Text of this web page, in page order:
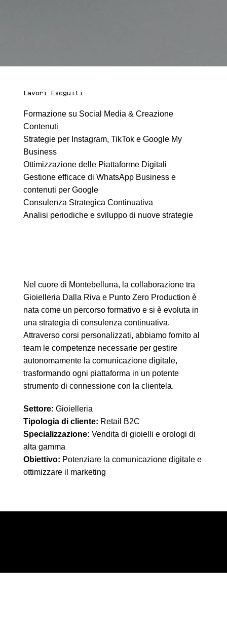
Lavori Eseguiti
Formazione su Social Media & Creazione
Contenuti
Strategie per Instagram, TikTok e Google My
Business
Ottimizzazione delle Piattaforme Digitali
Gestione efficace di WhatsApp Business e
contenuti per Google
Consulenza Strategica Continuativa
Analisi periodiche e sviluppo di nuove strategie
Nel cuore di Montebelluna, la collaborazione tra
Gioielleria Dalla Riva e Punto Zero Production è
nata come un percorso formativo e si è evoluta in
una strategia di consulenza continuativa.
Attraverso corsi personalizzati, abbiamo fornito al
team le competenze necessarie per gestire
autonomamente la comunicazione digitale,
trasformando ogni piattaforma in un potente
strumento di connessione con la clientela.
Settore: Gioielleria
Tipologia di cliente: Retail B2C
Specializzazione: Vendita di gioielli e orologi di
alta gamma
Obiettivo: Potenziare la comunicazione digitale e
ottimizzare il marketing